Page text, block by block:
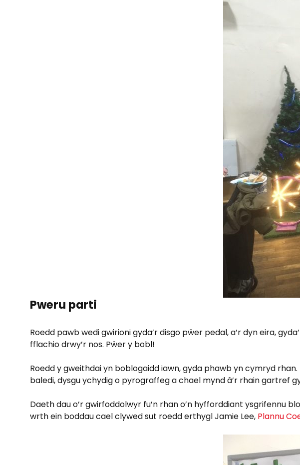
Pweru parti
Roedd pawb wedi gwirioni gyda’r disgo pŵer pedal, a’r dyn eira,
fflachio drwy’r nos. Pŵer y bobl!
Roedd y gweithdai yn boblogaidd iawn, gyda phawb yn cymryd
baledi, dysgu ychydig o pyrograffeg a chael mynd â’r rhain gartref
Daeth dau o’r gwirfoddolwyr fu’n rhan o’n hyfforddiant ysgrifennu
wrth ein boddau cael clywed sut roedd erthygl Jamie Lee, Plannu